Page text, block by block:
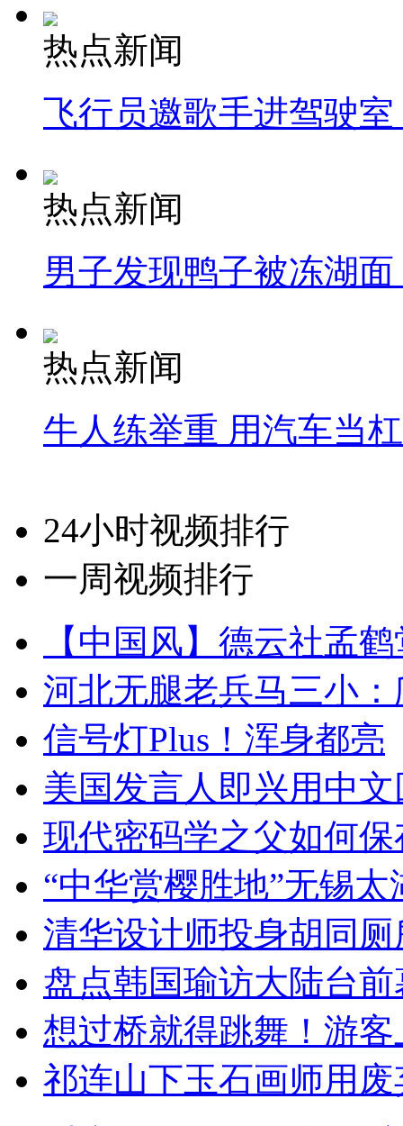
热点新闻
飞行员邀歌手进驾驶
热点新闻
男子发现鸭子被冻湖
热点新闻
牛人练举重 用汽车当
24小时视频排行
一周视频排行
【中国风】德云社孟
河北无腿老兵马三小
信号灯Plus！浑身都亮
美国发言人即兴用中
现代密码学之父如何
“中华赏樱胜地”无锡
清华设计师投身胡同
盘点韩国瑜访大陆台
想过桥就得跳舞！游客
祁连山下玉石画师用